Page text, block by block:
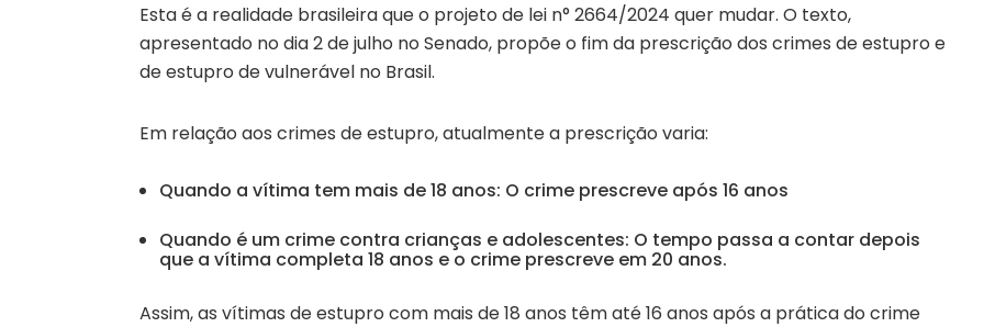
Esta é a realidade brasileira que o projeto de lei n° 2664/2024 quer mudar. O texto,
apresentado no dia 2 de julho no Senado, propõe o fim da prescrição dos crimes de estupro e
de estupro de vulnerável no Brasil.
Em relação aos crimes de estupro, atualmente a prescrição varia:
Quando a vítima tem mais de 18 anos: O crime prescreve após 16 anos
Quando é um crime contra crianças e adolescentes: O tempo passa a contar depois
que a vítima completa 18 anos e o crime prescreve em 20 anos.
Assim, as vítimas de estupro com mais de 18 anos têm até 16 anos após a prática do crime